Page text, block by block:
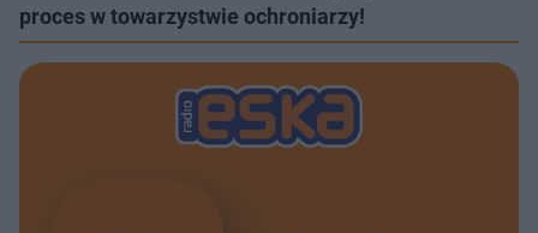
proces w towarzystwie ochroniarzy!